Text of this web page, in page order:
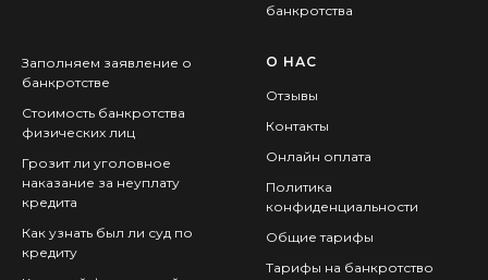
банкротства
Заполняем заявление о
банкротстве
Стоимость банкротства
физических лиц
Грозит ли уголовное
наказание за неуплату
кредита
Как узнать был ли суд по
кредиту
О НАС
Отзывы
Контакты
Онлайн оплата
Политика
конфиденциальности
Общие тарифы
Тарифы на банкротство